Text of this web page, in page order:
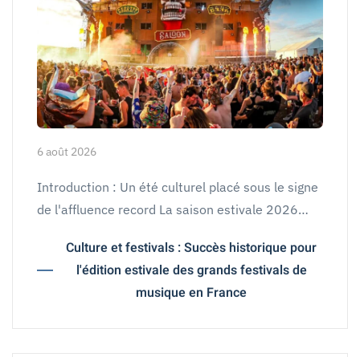
6 août 2026
Introduction : Un été culturel placé sous le signe
de l'affluence record La saison estivale 2026…
Culture et festivals : Succès historique pour
l'édition estivale des grands festivals de
musique en France